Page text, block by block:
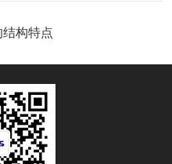
构特点